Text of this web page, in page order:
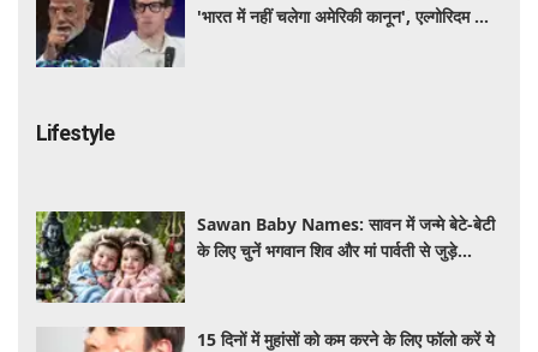
'भारत में नहीं चलेगा अमेरिकी कानून', एल्गोरिदम को
Lifestyle
Sawan Baby Names: सावन में जन्मे बेटे-बेटी
के लिए चुनें भगवान शिव और मां पार्वती से जुड़े
15 दिनों में मुहांसों को कम करने के लिए फॉलो करें ये